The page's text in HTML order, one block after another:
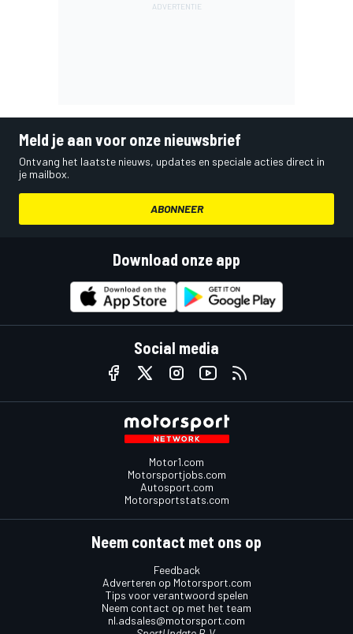
Meld je aan voor onze nieuwsbrief
Ontvang het laatste nieuws, updates en speciale acties direct in
je mailbox.
ABONNEER
Download onze app
Social media
Motor1.com
Motorsportjobs.com
Autosport.com
Motorsportstats.com
Neem contact met ons op
Feedback
Adverteren op Motorsport.com
Tips voor verantwoord spelen
Neem contact op met het team
nl.adsales@motorsport.com